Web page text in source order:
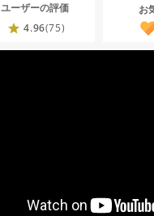
ユーザーの評価
4.96(75)
お